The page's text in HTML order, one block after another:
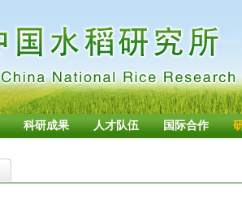
科研成果 人才队伍 国际合作